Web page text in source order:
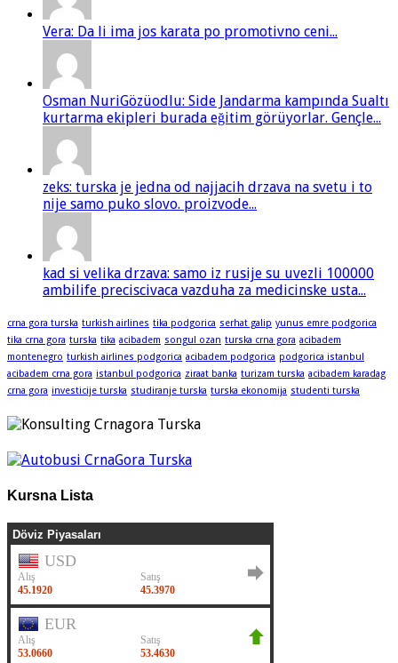
Vera: Da li ima jos karata po promotivno ceni...
Osman NuriGözüodlu: Side Jandarma kampında Sualtı
kurtarma ekipleri burada eğitim görüyorlar. Gençle...
zeks: turska je jedna od najjacih drzava na svetu i to
nije samo puko slovo. proizvode...
kad si velika drzava: samo iz rusije su uvezli 100000
ambilife preciscivaca vazduha za medicinske usta...
crna gora turska turkish airlines tika podgorica serhat galip yunus emre podgorica
tika crna gora turska tika acibadem songul ozan turska crna gora acibadem
montenegro turkish airlines podgorica acibadem podgorica podgorica istanbul
acibadem crna gora istanbul podgorica ziraat banka turizam turska acibadem karadag
crna gora investicije turska studiranje turska turska ekonomija studenti turska
Kursna Lista